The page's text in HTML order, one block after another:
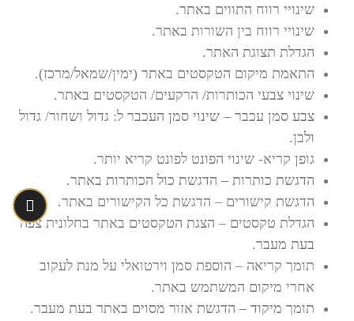
שינויי רווח התווים באתר.
שינויי רווח בין השורות באתר.
הגדלת תצוגת האתר.
התאמת מיקום הטקסטים באתר (ימין/שמאל/מרכז).
שינוי צבעי הכותרות/ הרקעים/ הטקסטים באתר.
צבע סמן עכבר – שינוי סמן העכבר ל: גדול ושחור/ גדול
ולבן.
גופן קריא- שינוי הפונט לפונט קריא יותר.
הדגשת כותרות – הדגשת כול הכותרות באתר.
הדגשת קישורים – הדגשת כל הקישורים באתר.
הגדלת טקסטים – הצגת הטקסטים באתר בחלונית צפה
בעת מעבר.
תומך קריאה – הוספת סמן וירטואלי על מנת לעקוב
אחרי מיקום המשתמש באתר.
תומך מיקוד – הדגשת אזור מסוים באתר בעת מעבר.